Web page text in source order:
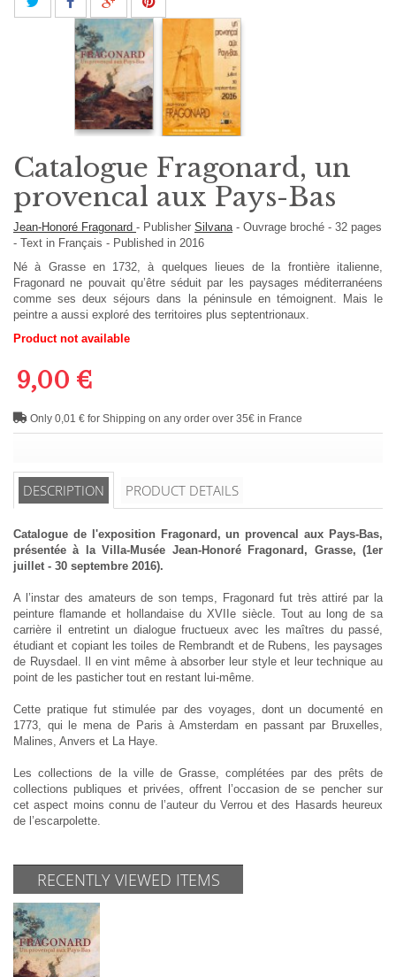
Catalogue Fragonard, un
provencal aux Pays-Bas
Jean-Honoré Fragonard - Publisher Silvana - Ouvrage broché - 32 pages
- Text in Français - Published in 2016
Né à Grasse en 1732, à quelques lieues de la frontière italienne,
Fragonard ne pouvait qu’être séduit par les paysages méditerranéens
comme ses deux séjours dans la péninsule en témoignent. Mais le
peintre a aussi exploré des territoires plus septentrionaux.
Product not available
9,00 €
Only 0,01 € for Shipping on any order over 35€ in France
DESCRIPTION PRODUCT DETAILS
Catalogue de l'exposition Fragonard, un provencal aux Pays-Bas,
présentée à la Villa-Musée Jean-Honoré Fragonard, Grasse, (1er
juillet - 30 septembre 2016).
A l’instar des amateurs de son temps, Fragonard fut très attiré par la
peinture flamande et hollandaise du XVIIe siècle. Tout au long de sa
carrière il entretint un dialogue fructueux avec les maîtres du passé,
étudiant et copiant les toiles de Rembrandt et de Rubens, les paysages
de Ruysdael. Il en vint même à absorber leur style et leur technique au
point de les pasticher tout en restant lui-même.
Cette pratique fut stimulée par des voyages, dont un documenté en
1773, qui le mena de Paris à Amsterdam en passant par Bruxelles,
Malines, Anvers et La Haye.
Les collections de la ville de Grasse, complétées par des prêts de
collections publiques et privées, offrent l’occasion de se pencher sur
cet aspect moins connu de l’auteur du Verrou et des Hasards heureux
de l’escarpolette.
RECENTLY VIEWED ITEMS